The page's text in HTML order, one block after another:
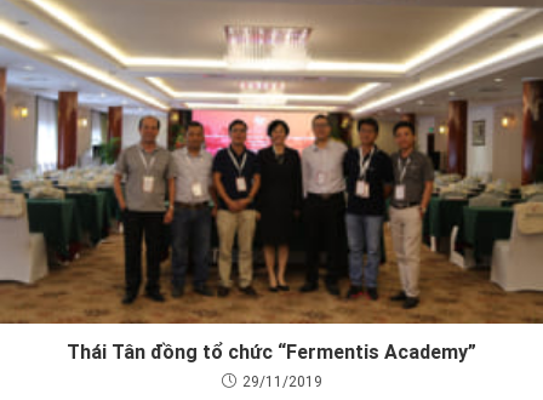
Thái Tân đồng tổ chức “Fermentis Academy”
29/11/2019